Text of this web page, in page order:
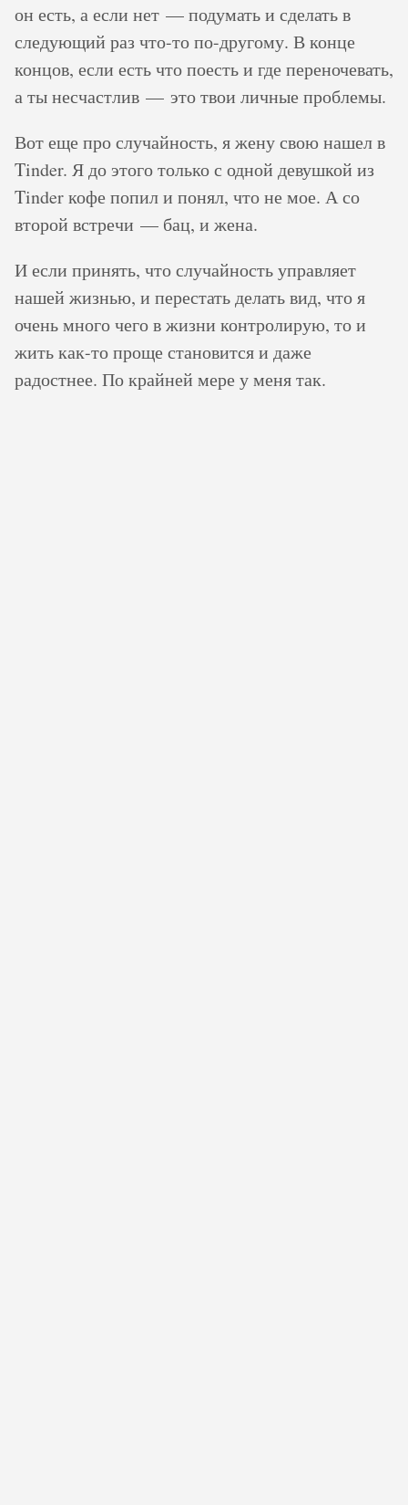
он есть, а если нет — подумать и сделать в
следующий раз что-то по-другому. В конце
концов, если есть что поесть и где переночевать,
а ты несчастлив — это твои личные проблемы.
Вот еще про случайность, я жену свою нашел в
Tinder. Я до этого только с одной девушкой из
Tinder кофе попил и понял, что не мое. А со
второй встречи — бац, и жена.
И если принять, что случайность управляет
нашей жизнью, и перестать делать вид, что я
очень много чего в жизни контролирую, то и
жить как-то проще становится и даже
радостнее. По крайней мере у меня так.